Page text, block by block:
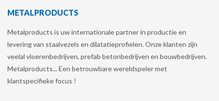
METALPRODUCTS
Metalproducts is uw internationale partner in productie en
levering van staalvezels en dilatatieprofielen. Onze klanten zijn
veelal vloerenbedrijven, prefab betonbedrijven en bouwbedrijven.
Metalproducts... Een betrouwbare wereldspeler met
klantspecifieke focus !